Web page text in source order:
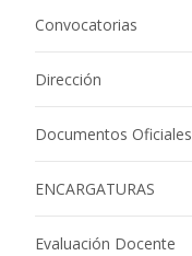
Convocatorias
Dirección
Documentos Oficiales
ENCARGATURAS
Evaluación Docente